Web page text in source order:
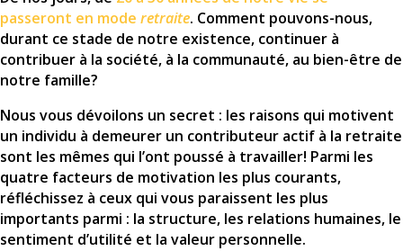
passeront en mode retraite. Comment pouvons-nous,
durant ce stade de notre existence, continuer à
contribuer à la société, à la communauté, au bien-être de
notre famille?
Nous vous dévoilons un secret : les raisons qui motivent
un individu à demeurer un contributeur actif à la retraite
sont les mêmes qui l’ont poussé à travailler! Parmi les
quatre facteurs de motivation les plus courants,
réfléchissez à ceux qui vous paraissent les plus
importants parmi : la structure, les relations humaines, le
sentiment d’utilité et la valeur personnelle.